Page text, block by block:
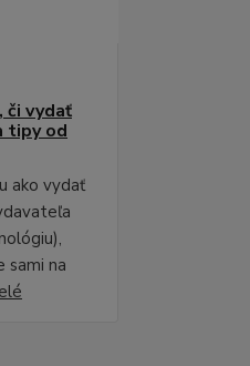
či vydať
tipy od
ako vydať
sami na